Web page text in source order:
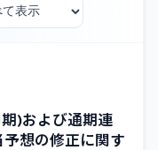
)および通期連
想の修正に関す